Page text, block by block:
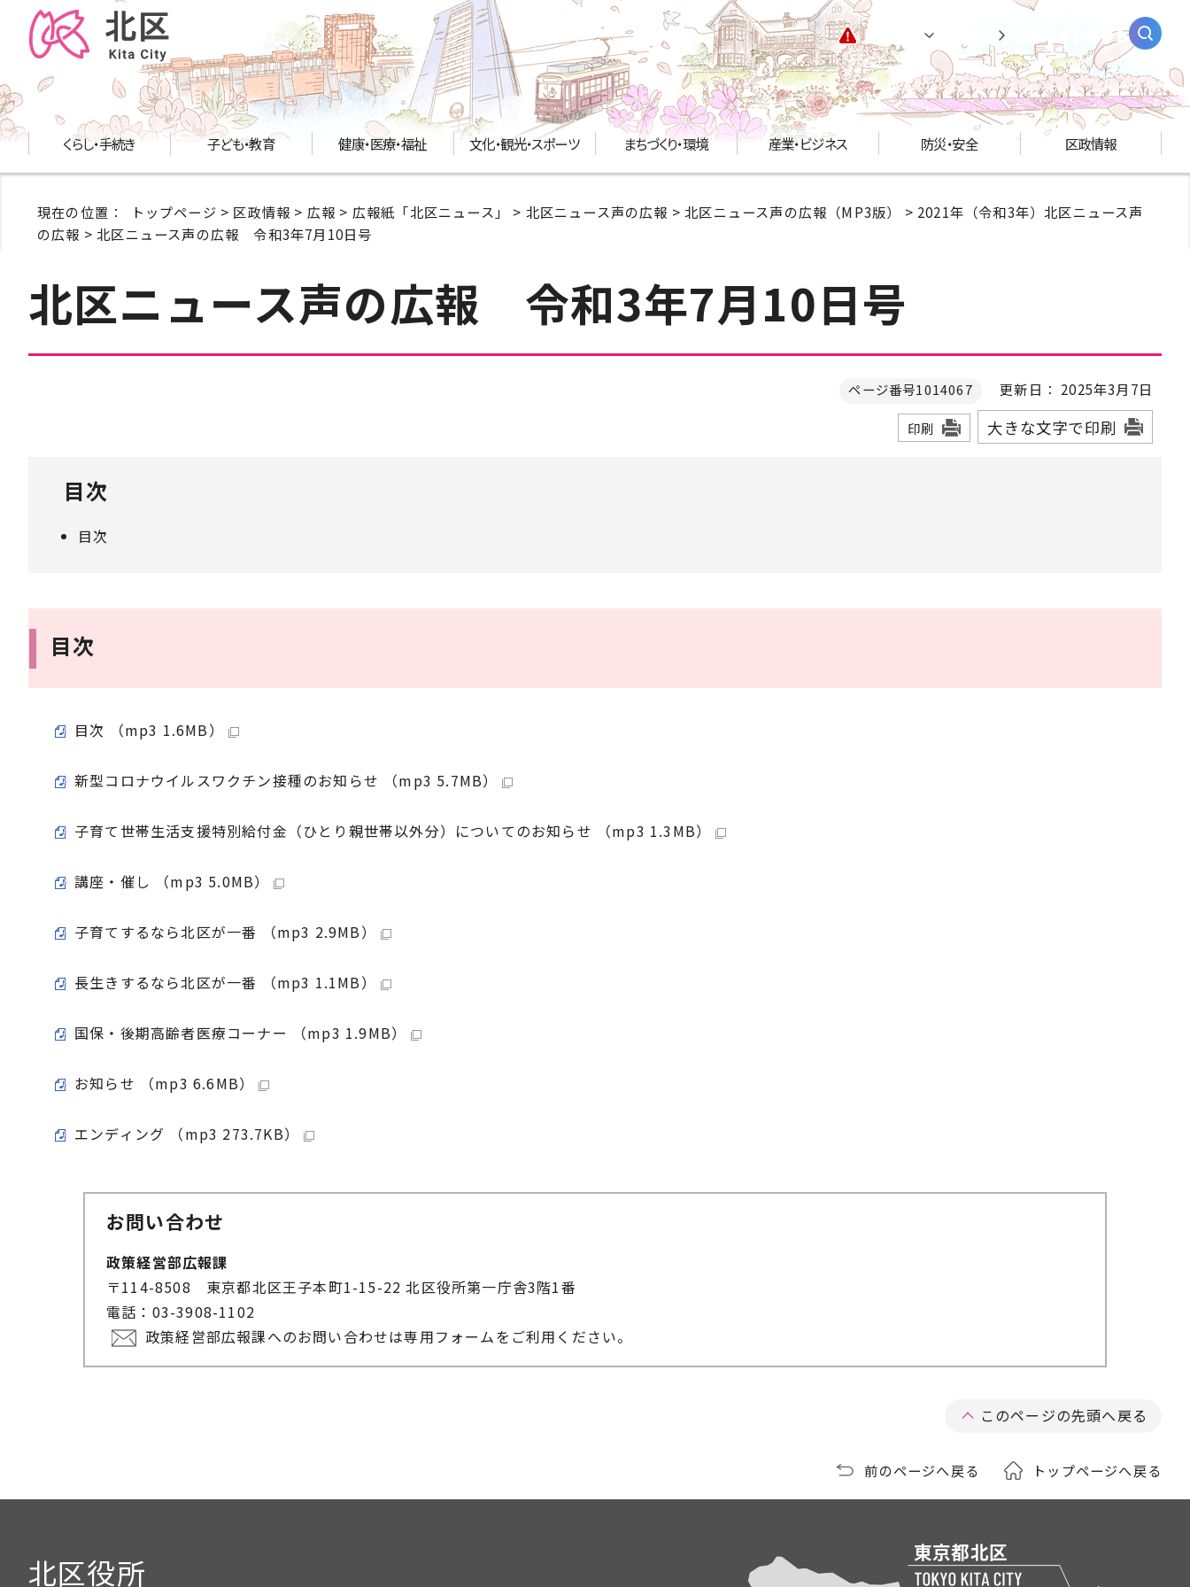
緊急情報 AIチャットボット
くらし・手続き 子ども・教育 健康・医療・福祉 文化・観光・スポーツ まちづくり・環境 産業・ビジネス 防災・安全 区政情報
現在の位置： トップページ > 区政情報 > 広報 > 広報紙「北区ニュース」 > 北区ニュース声の広報 >北区ニュース声の広報（MP3版） > 2021年（令和3年）北区ニュース声
の広報 > 北区ニュース声の広報 令和3年7月10日号
北区ニュース声の広報 令和3年7月10日号
ページ番号1014067 更新日： 2025年3月7日
印刷 大きな文字で印刷
目次
目次
目次
目次 （mp3 1.6MB）
新型コロナウイルスワクチン接種のお知らせ （mp3 5.7MB）
子育て世帯生活支援特別給付金（ひとり親世帯以外分）についてのお知らせ （mp3 1.3MB）
講座・催し （mp3 5.0MB）
子育てするなら北区が一番 （mp3 2.9MB）
長生きするなら北区が一番 （mp3 1.1MB）
国保・後期高齢者医療コーナー （mp3 1.9MB）
お知らせ （mp3 6.6MB）
エンディング （mp3 273.7KB）
お問い合わせ
政策経営部広報課
〒114-8508 東京都北区王子本町1-15-22 北区役所第一庁舎3階1番
電話：03-3908-1102
政策経営部広報課へのお問い合わせは専用フォームをご利用ください。
このページの先頭へ戻る
前のページへ戻る トップページへ戻る
北区役所